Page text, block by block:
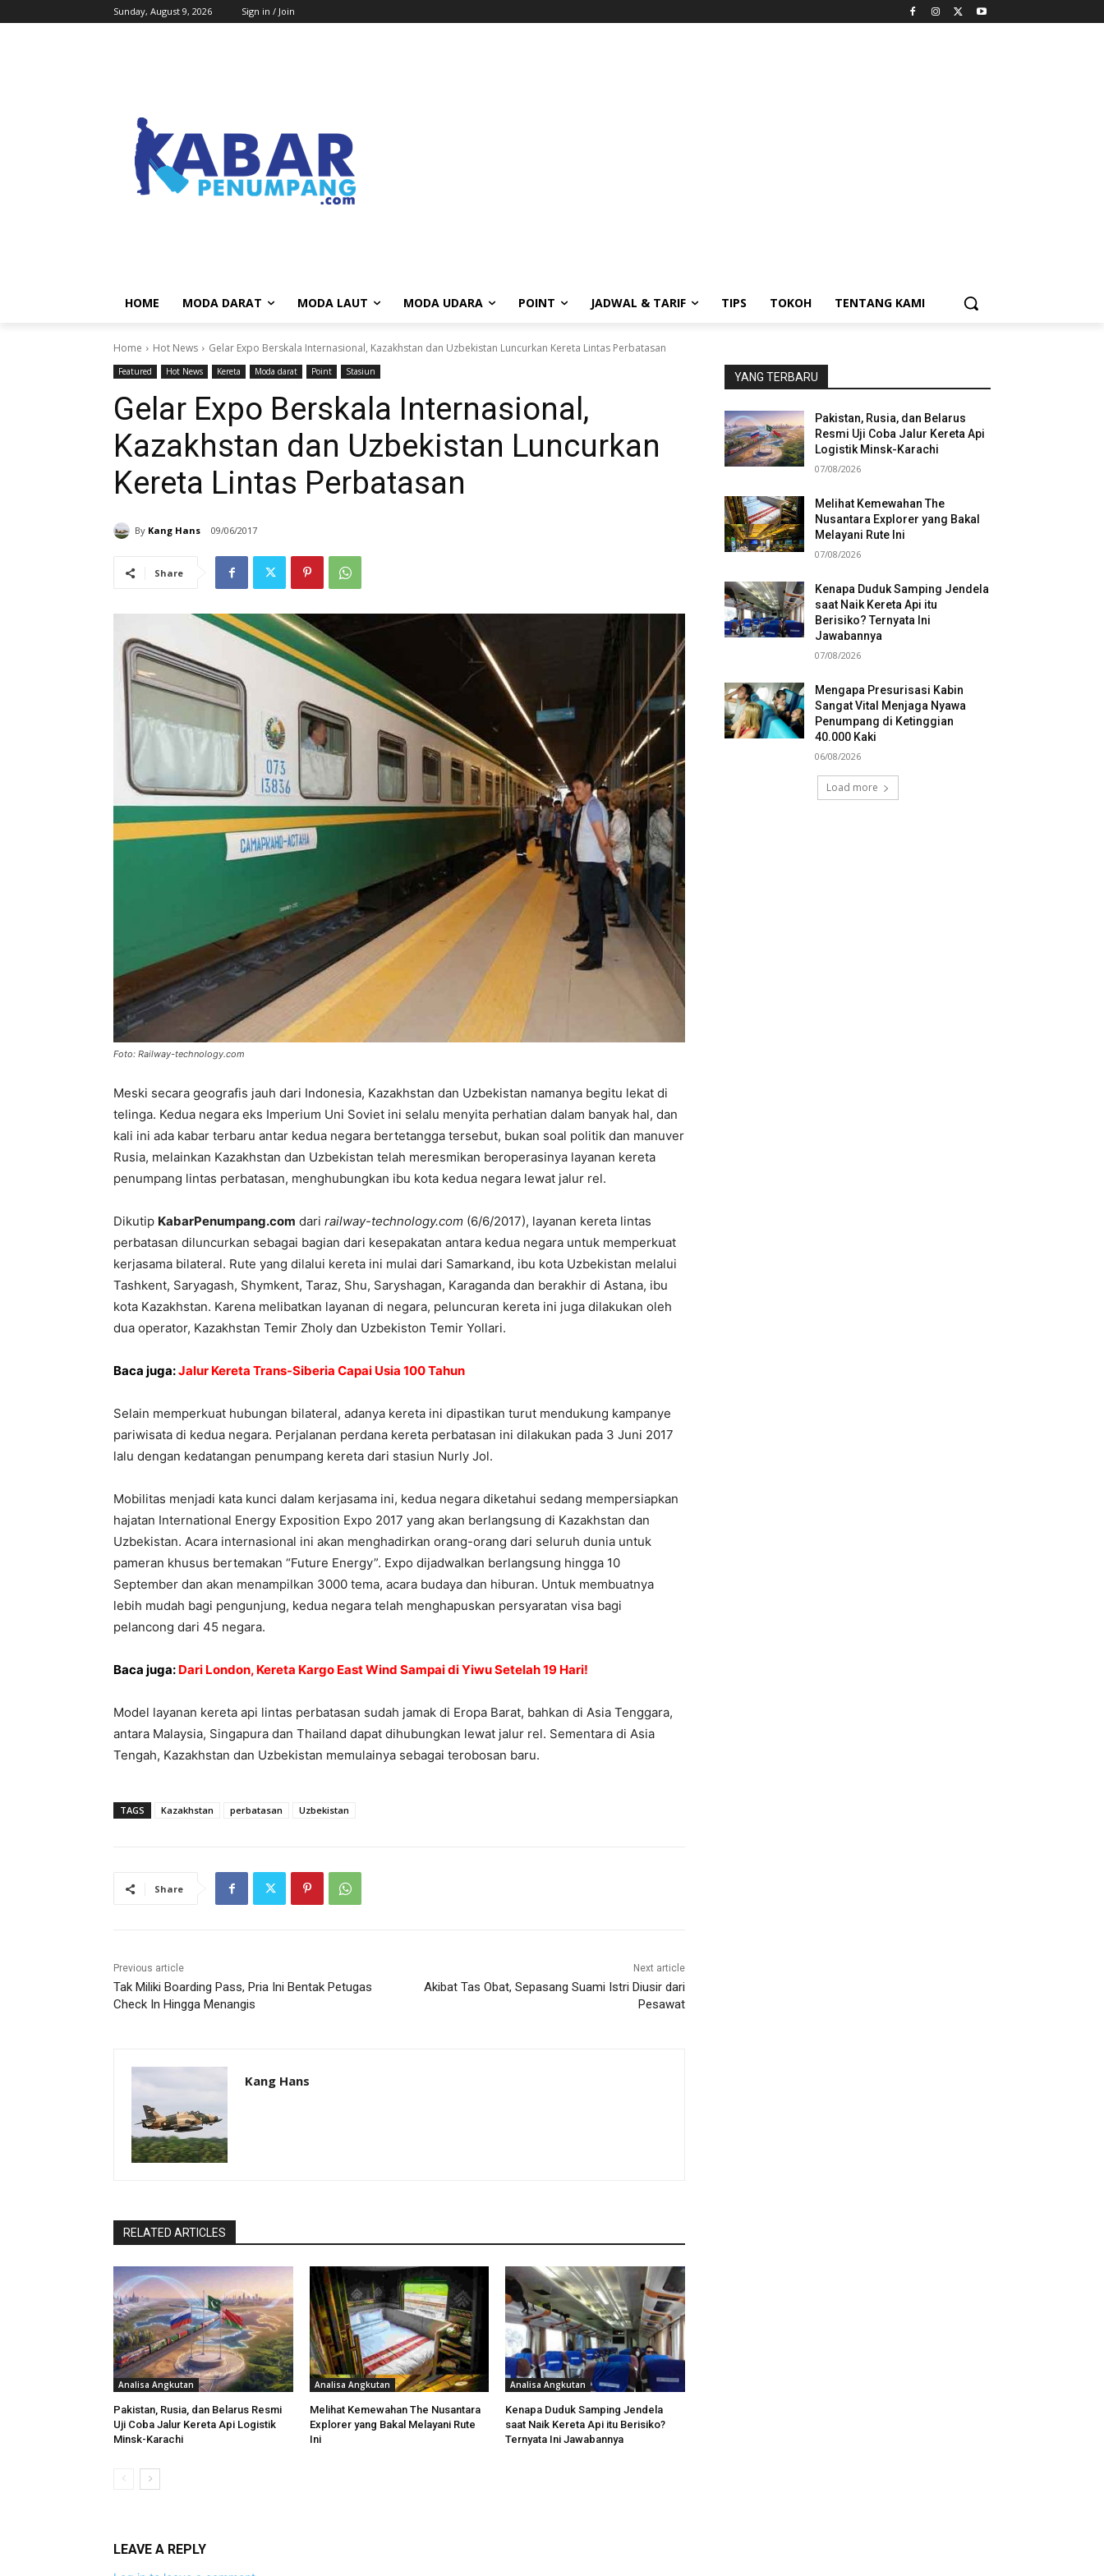
Sunday, August 9, 2026 Sign in / Join
HOME MODA DARAT MODA LAUT MODA UDARA POINT JADWAL & TARIF TIPS TOKOH TENTANG KAMI
Home Hot News Gelar Expo Berskala Internasional, Kazakhstan dan Uzbekistan Luncurkan Kereta Lintas Perbatasan
Featured Hot News Kereta Moda darat Point Stasiun
Gelar Expo Berskala Internasional,
Kazakhstan dan Uzbekistan Luncurkan
Kereta Lintas Perbatasan
By Kang Hans 09/06/2017
Share
Foto: Railway-technology.com
Meski secara geografis jauh dari Indonesia, Kazakhstan dan Uzbekistan namanya begitu lekat di
telinga. Kedua negara eks Imperium Uni Soviet ini selalu menyita perhatian dalam banyak hal, dan
kali ini ada kabar terbaru antar kedua negara bertetangga tersebut, bukan soal politik dan manuver
Rusia, melainkan Kazakhstan dan Uzbekistan telah meresmikan beroperasinya layanan kereta
penumpang lintas perbatasan, menghubungkan ibu kota kedua negara lewat jalur rel.
Dikutip KabarPenumpang.com dari railway-technology.com (6/6/2017), layanan kereta lintas
perbatasan diluncurkan sebagai bagian dari kesepakatan antara kedua negara untuk memperkuat
kerjasama bilateral. Rute yang dilalui kereta ini mulai dari Samarkand, ibu kota Uzbekistan melalui
Tashkent, Saryagash, Shymkent, Taraz, Shu, Saryshagan, Karaganda dan berakhir di Astana, ibu
kota Kazakhstan. Karena melibatkan layanan di negara, peluncuran kereta ini juga dilakukan oleh
dua operator, Kazakhstan Temir Zholy dan Uzbekiston Temir Yollari.
Baca juga:Jalur Kereta Trans-Siberia Capai Usia 100 Tahun
Selain memperkuat hubungan bilateral, adanya kereta ini dipastikan turut mendukung kampanye
pariwisata di kedua negara. Perjalanan perdana kereta perbatasan ini dilakukan pada 3 Juni 2017
lalu dengan kedatangan penumpang kereta dari stasiun Nurly Jol.
Mobilitas menjadi kata kunci dalam kerjasama ini, kedua negara diketahui sedang mempersiapkan
hajatan International Energy Exposition Expo 2017 yang akan berlangsung di Kazakhstan dan
Uzbekistan. Acara internasional ini akan menghadirkan orang-orang dari seluruh dunia untuk
pameran khusus bertemakan “Future Energy”. Expo dijadwalkan berlangsung hingga 10
September dan akan menampilkan 3000 tema, acara budaya dan hiburan. Untuk membuatnya
lebih mudah bagi pengunjung, kedua negara telah menghapuskan persyaratan visa bagi
pelancong dari 45 negara.
Baca juga: Dari London, Kereta Kargo East Wind Sampai di Yiwu Setelah 19 Hari!
Model layanan kereta api lintas perbatasan sudah jamak di Eropa Barat, bahkan di Asia Tenggara,
antara Malaysia, Singapura dan Thailand dapat dihubungkan lewat jalur rel. Sementara di Asia
Tengah, Kazakhstan dan Uzbekistan memulainya sebagai terobosan baru.
TAGS Kazakhstan perbatasan Uzbekistan
Share
Previous article
Tak Miliki Boarding Pass, Pria Ini Bentak Petugas
Check In Hingga Menangis
Next article
Akibat Tas Obat, Sepasang Suami Istri Diusir dari
Pesawat
Kang Hans
RELATED ARTICLES
Analisa Angkutan
Pakistan, Rusia, dan Belarus Resmi
Uji Coba Jalur Kereta Api Logistik
Minsk-Karachi
Analisa Angkutan
Melihat Kemewahan The Nusantara
Explorer yang Bakal Melayani Rute
Ini
Analisa Angkutan
Kenapa Duduk Samping Jendela
saat Naik Kereta Api itu Berisiko?
Ternyata Ini Jawabannya
LEAVE A REPLY
YANG TERBARU
Pakistan, Rusia, dan Belarus
Resmi Uji Coba Jalur Kereta Api
Logistik Minsk-Karachi
07/08/2026
Melihat Kemewahan The
Nusantara Explorer yang Bakal
Melayani Rute Ini
07/08/2026
Kenapa Duduk Samping Jendela
saat Naik Kereta Api itu
Berisiko? Ternyata Ini
Jawabannya
07/08/2026
Mengapa Presurisasi Kabin
Sangat Vital Menjaga Nyawa
Penumpang di Ketinggian
40.000 Kaki
06/08/2026
Load more